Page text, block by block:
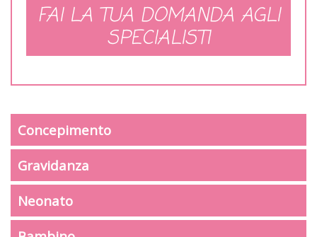
FAI LA TUA DOMANDA AGLI
SPECIALISTI
Concepimento
Gravidanza
Neonato